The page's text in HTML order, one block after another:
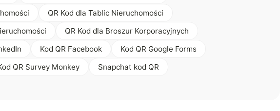
QR Kod dla Tablic Nieruchomości
QR Kod dla Broszur Korporacyjnych
Kod QR Facebook
Kod QR Google Forms
QR Survey Monkey Snapchat kod QR